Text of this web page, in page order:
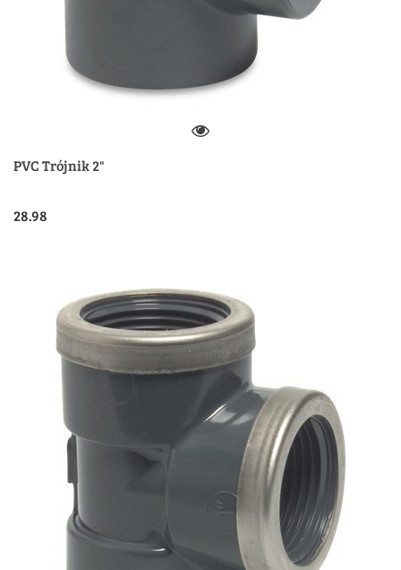
PVC Trójnik 2"
28.98